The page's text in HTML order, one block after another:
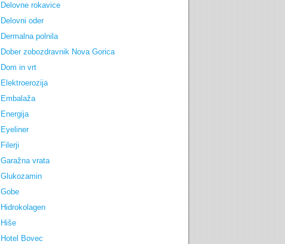
Delovne rokavice
Delovni oder
Dermalna polnila
Dober zobozdravnik Nova Gorica
Dom in vrt
Elektroerozija
Embalaža
Energija
Eyeliner
Filerji
Garažna vrata
Glukozamin
Gobe
Hidrokolagen
Hiše
Hotel Bovec